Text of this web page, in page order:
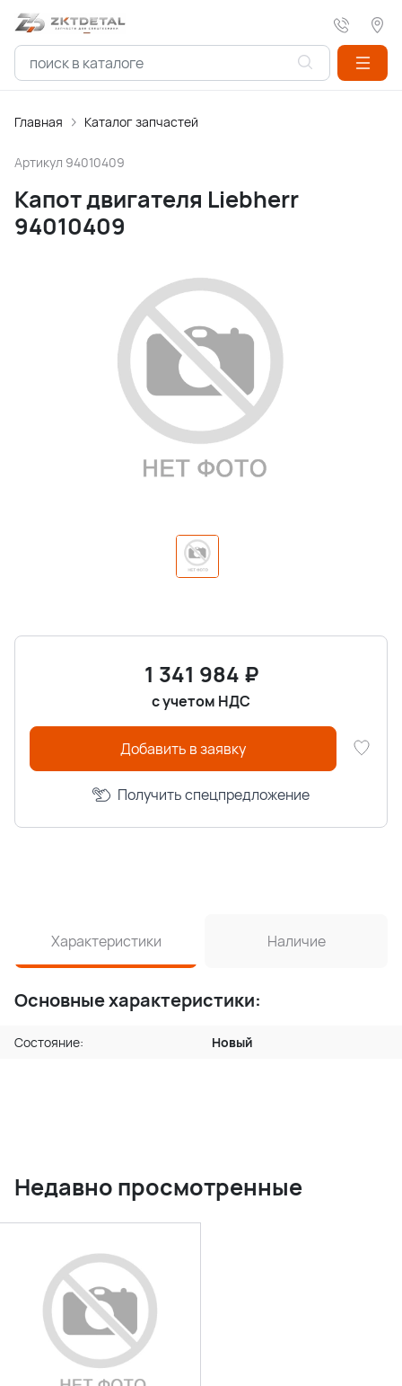
Главная Каталог запчастей
Артикул 94010409
Капот двигателя Liebherr
94010409
1 341 984 ₽
с учетом НДС
Добавить в заявку
Получить спецпредложение
Характеристики Наличие
Основные характеристики:
Состояние: Новый
Недавно просмотренные